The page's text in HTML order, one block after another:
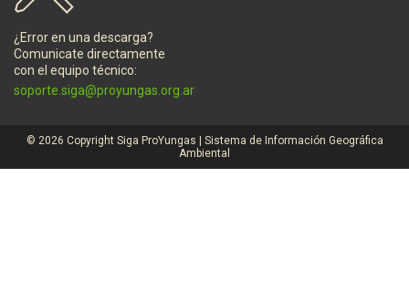
¿Error en una descarga?
Comunicate directamente
con el equipo técnico:
soporte.siga@proyungas.org.ar
© 2026 Copyright Siga ProYungas | Sistema de Información Geográfica
Ambiental